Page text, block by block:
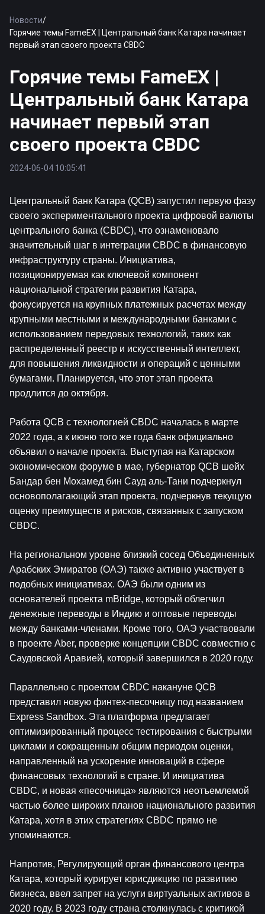
Новости/
Горячие темы FameEX | Центральный банк Катара начинает
первый этап своего проекта CBDC
Горячие темы FameEX |
Центральный банк Катара
начинает первый этап
своего проекта CBDC
2024-06-04 10:05:41
Центральный банк Катара (QCB) запустил первую фазу
своего экспериментального проекта цифровой валюты
центрального банка (CBDC), что ознаменовало
значительный шаг в интеграции CBDC в финансовую
инфраструктуру страны. Инициатива,
позиционируемая как ключевой компонент
национальной стратегии развития Катара,
фокусируется на крупных платежных расчетах между
крупными местными и международными банками с
использованием передовых технологий, таких как
распределенный реестр и искусственный интеллект,
для повышения ликвидности и операций с ценными
бумагами. Планируется, что этот этап проекта
продлится до октября.
Работа QCB с технологией CBDC началась в марте
2022 года, а к июню того же года банк официально
объявил о начале проекта. Выступая на Катарском
экономическом форуме в мае, губернатор QCB шейх
Бандар бен Мохамед бин Сауд аль-Тани подчеркнул
основополагающий этап проекта, подчеркнув текущую
оценку преимуществ и рисков, связанных с запуском
CBDC.
На региональном уровне близкий сосед Объединенных
Арабских Эмиратов (ОАЭ) также активно участвует в
подобных инициативах. ОАЭ были одним из
основателей проекта mBridge, который облегчил
денежные переводы в Индию и оптовые переводы
между банками-членами. Кроме того, ОАЭ участвовали
в проекте Aber, проверке концепции CBDC совместно с
Саудовской Аравией, который завершился в 2020 году.
Параллельно с проектом CBDC накануне QCB
представил новую финтех-песочницу под названием
Express Sandbox. Эта платформа предлагает
оптимизированный процесс тестирования с быстрыми
циклами и сокращенным общим периодом оценки,
направленный на ускорение инноваций в сфере
финансовых технологий в стране. И инициатива
CBDC, и новая «песочница» являются неотъемлемой
частью более широких планов национального развития
Катара, хотя в этих стратегиях CBDC прямо не
упоминаются.
Напротив, Регулирующий орган финансового центра
Катара, который курирует юрисдикцию по развитию
бизнеса, ввел запрет на услуги виртуальных активов в
2020 году. В 2023 году страна столкнулась с критикой